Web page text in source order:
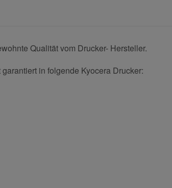
Qualität vom Drucker- Hersteller.
in folgende Kyocera Drucker: